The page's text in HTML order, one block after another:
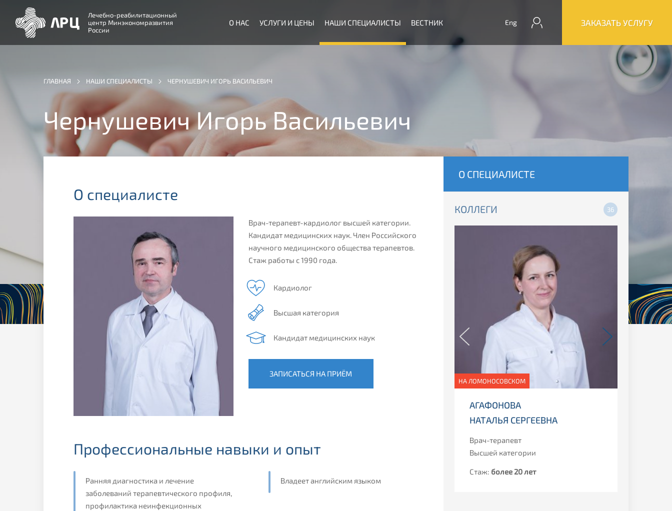
Лечебно-реабилитационный
центр Минэкономразвития
России
О НАС УСЛУГИ И ЦЕНЫ НАШИ СПЕЦИАЛИСТЫ ВЕСТНИК Eng ЗАКАЗАТЬ УСЛУГУ
ГЛАВНАЯ НАШИ СПЕЦИАЛИСТЫ ЧЕРНУШЕВИЧ ИГОРЬ ВАСИЛЬЕВИЧ
Чернушевич Игорь Васильевич
О специалисте
Врач-терапевт-кардиолог высшей категории.
Кандидат медицинских наук. Член Российского
научного медицинского общества терапевтов.
Стаж работы с 1990 года.
Кардиолог
Высшая категория
Кандидат медицинских наук
ЗАПИСАТЬСЯ НА ПРИЁМ
Профессиональные навыки и опыт
Ранняя диагностика и лечение
заболеваний терапевтического профиля,
профилактика неинфекционных
Владеет английским языком
О СПЕЦИАЛИСТЕ
КОЛЛЕГИ 36
НА ЛОМОНОСОВСКОМ
АГАФОНОВА
НАТАЛЬЯ СЕРГЕЕВНА
Врач-терапевт
Высшей категории
Стаж: более 20 лет